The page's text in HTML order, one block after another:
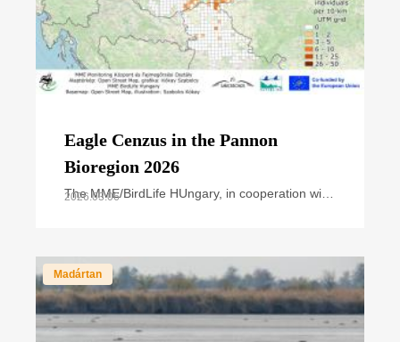
Eagle Cenzus in the Pannon
Bioregion 2026
The MME/BirdLife HUngary, in cooperation with
2026.03.06
Madártan